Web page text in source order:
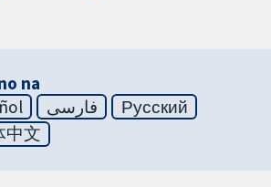
na
فارسی
Русский
中文